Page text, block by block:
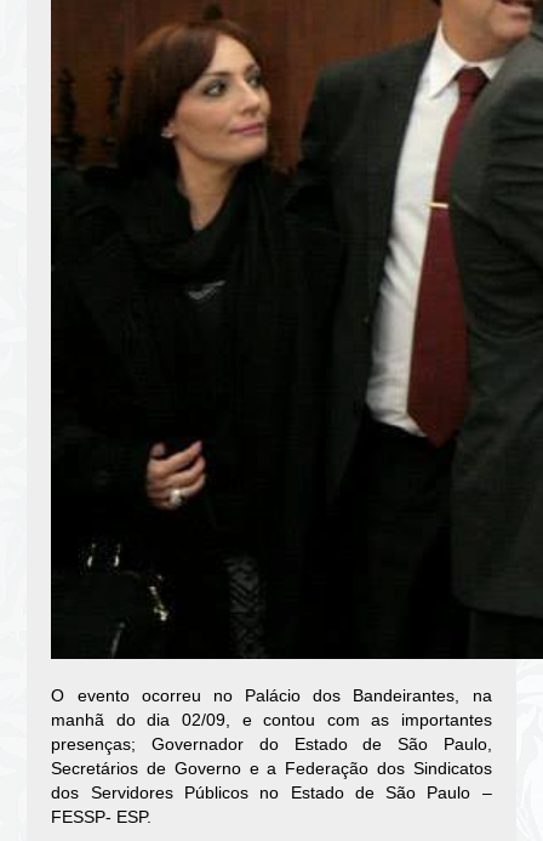
O evento ocorreu no Palácio dos Bandeirantes, na
manhã do dia 02/09, e contou com as importantes
presenças; Governador do Estado de São Paulo,
Secretários de Governo e a Federação dos Sindicatos
dos Servidores Públicos no Estado de São Paulo –
FESSP- ESP.